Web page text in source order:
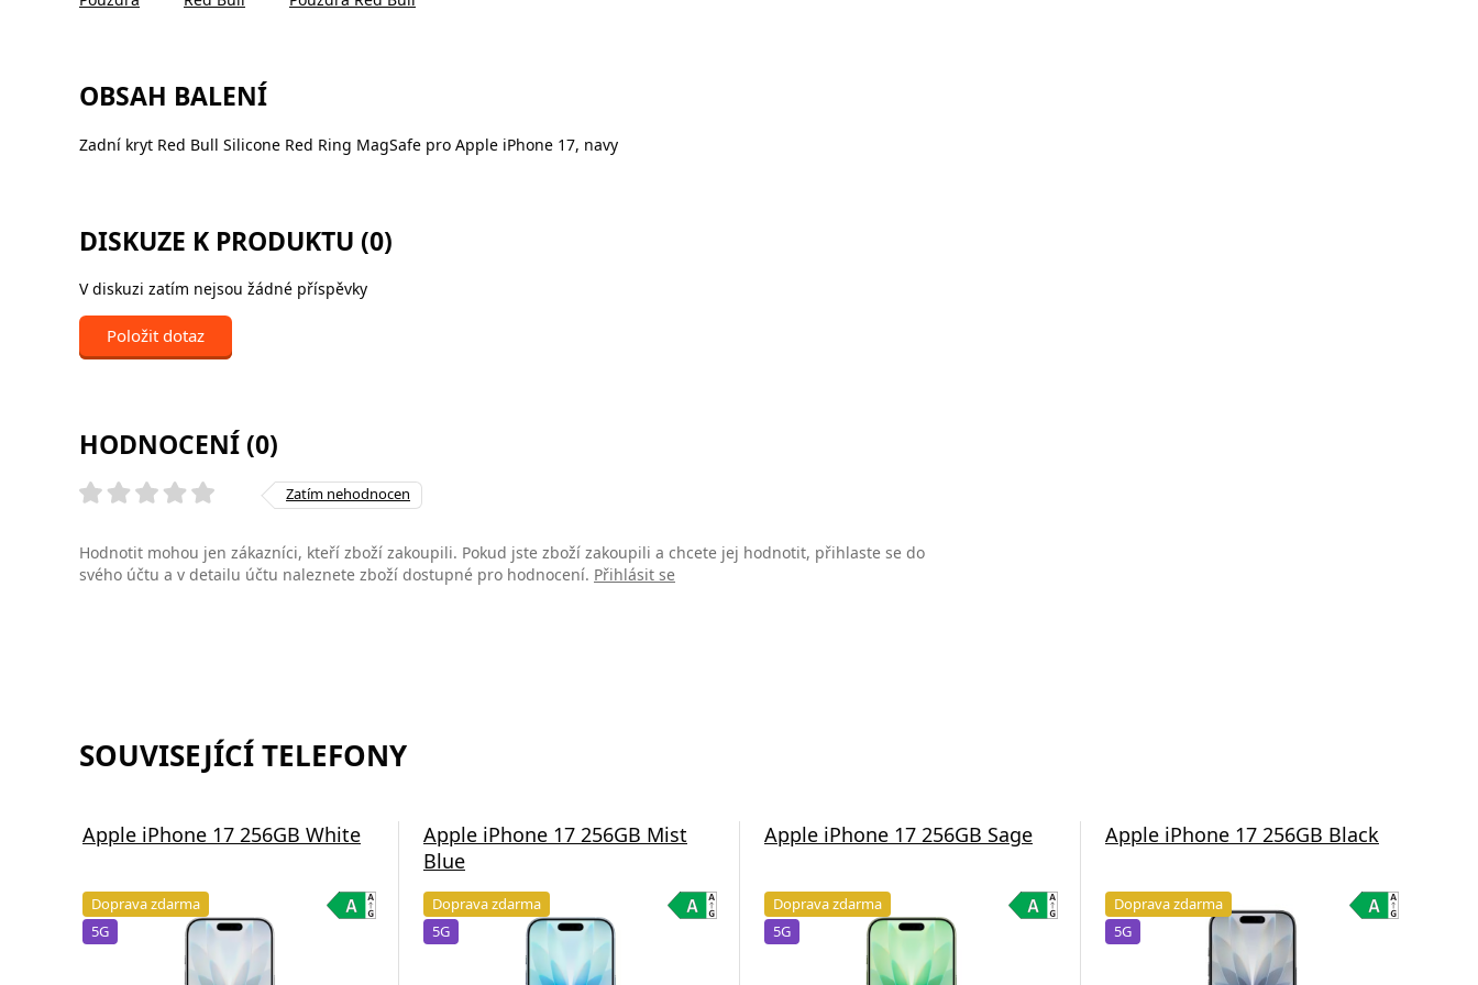
OBSAH BALENÍ
Zadní kryt Red Bull Silicone Red Ring MagSafe pro Apple iPhone 17, navy
DISKUZE K PRODUKTU (0)
V diskuzi zatím nejsou žádné příspěvky
Položit dotaz
HODNOCENÍ (0)
Zatím nehodnocen
Hodnotit mohou jen zákazníci, kteří zboží zakoupili. Pokud jste zboží zakoupili a chcete jej hodnotit, přihlaste se do
svého účtu a v detailu účtu naleznete zboží dostupné pro hodnocení. Přihlásit se
SOUVISEJÍCÍ TELEFONY
Apple iPhone 17 256GB White
Doprava zdarma
5G
Apple iPhone 17 256GB Mist
Blue
Doprava zdarma
5G
Apple iPhone 17 256GB Sage
Doprava zdarma
5G
Apple iPhone 17 256GB Black
Doprava zdarma
5G